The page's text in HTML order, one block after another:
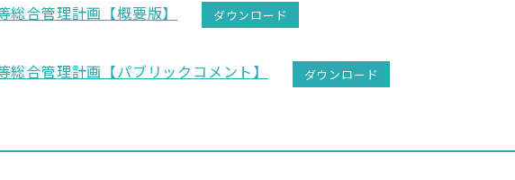
総合管理計画【概要版】 ダウンロード
総合管理計画【パブリックコメント】 ダウンロード